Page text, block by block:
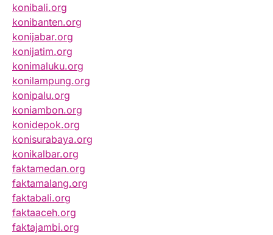
konibali.org
konibanten.org
konijabar.org
konijatim.org
konimaluku.org
konilampung.org
konipalu.org
koniambon.org
konidepok.org
konisurabaya.org
konikalbar.org
faktamedan.org
faktamalang.org
faktabali.org
faktaaceh.org
faktajambi.org